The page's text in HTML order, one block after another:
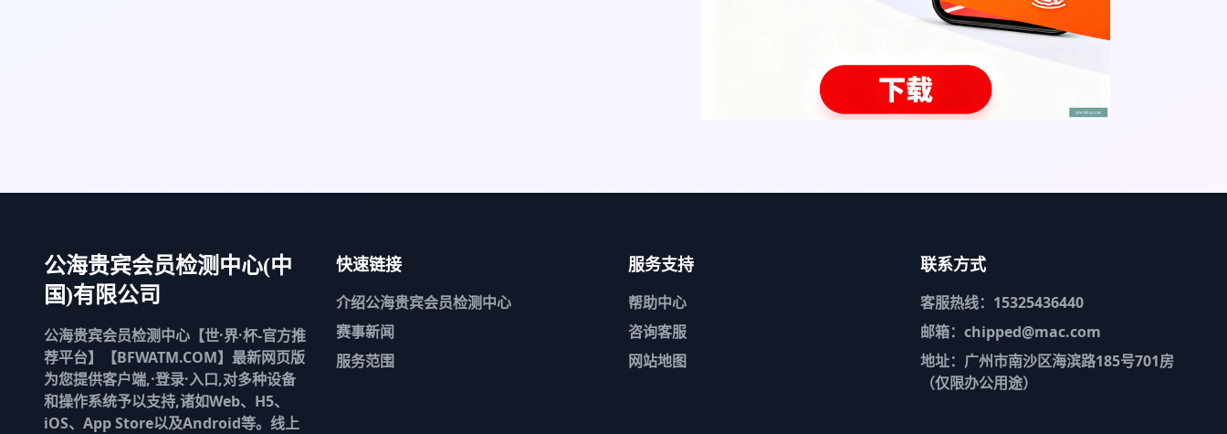
公海贵宾会员检测中心(中
国)有限公司
公海贵宾会员检测中心【世·界·杯-官方推
荐平台】【BFWATM.COM】最新网页版
为您提供客户端,·登录·入口,对多种设备
和操作系统予以支持,诸如Web、H5、
iOS、App Store以及Android等。线上
快速链接
介绍公海贵宾会员检测中心
赛事新闻
服务范围
服务支持
帮助中心
咨询客服
网站地图
联系方式
客服热线：15325436440
邮箱：chipped@mac.com
地址：广州市南沙区海滨路185号701房
（仅限办公用途）